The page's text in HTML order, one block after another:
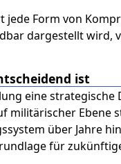
jede Form von
dargestellt wird,
ist
eine
militärischer Ebene
über Jahre
für